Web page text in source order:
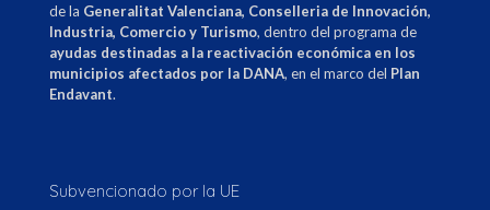
de la Generalitat Valenciana, Conselleria de Innovación,
Industria, Comercio y Turismo, dentro del programa de
ayudas destinadas a la reactivación económica en los
municipios afectados por la DANA, en el marco del Plan
Endavant.
Subvencionado por la UE